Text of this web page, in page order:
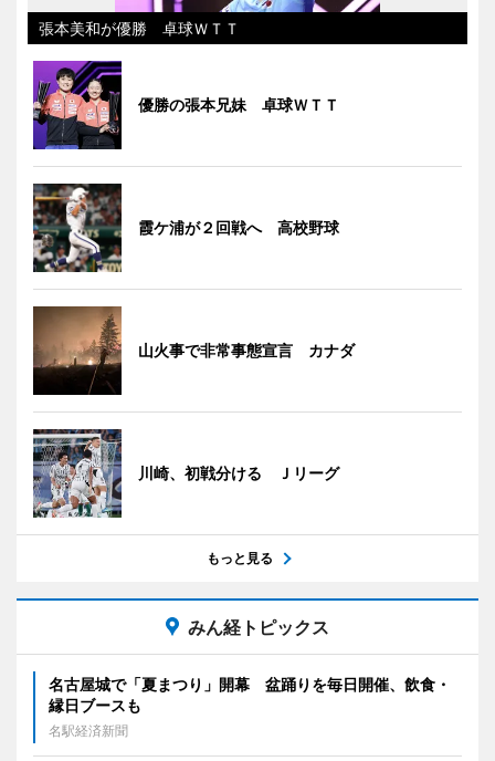
張本美和が優勝 卓球ＷＴＴ
優勝の張本兄妹 卓球ＷＴＴ
霞ケ浦が２回戦へ 高校野球
山火事で非常事態宣言 カナダ
川崎、初戦分ける Ｊリーグ
もっと見る
みん経トピックス
名古屋城で「夏まつり」開幕 盆踊りを毎日開催、飲食・
縁日ブースも
名駅経済新聞